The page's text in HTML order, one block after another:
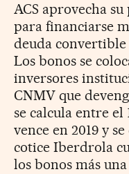
ACS aprovecha
para financiarse
deuda convertible
Los bonos se
inversores
CNMV que
se calcula entre el
vence en 2019 y
cotice Iberdrola
los bonos más